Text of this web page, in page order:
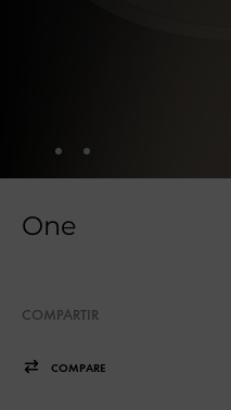
One
COMPARTIR
COMPARE